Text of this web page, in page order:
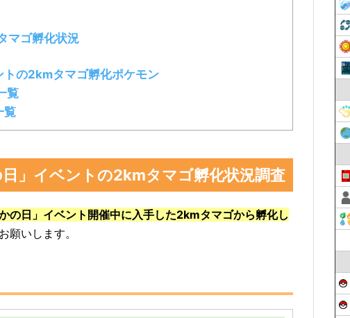
マゴ孵化状況
トの2kmタマゴ孵化ポケモン
覧
覧
日」イベントの2kmタマゴ孵化状況調査
の日」イベント開催中に入手した2kmタマゴから孵化し
願いします。